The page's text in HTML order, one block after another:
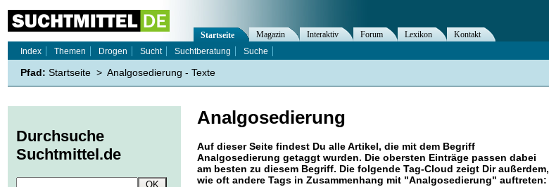
Analgosedierung
Auf dieser Seite findest Du alle Artikel, die mit dem Begriff
Analgosedierung getaggt wurden. Die obersten Einträge passen dabei
am besten zu diesem Begriff. Die folgende Tag-Cloud zeigt Dir außerdem,
wie oft andere Tags in Zusammenhang mit "Analgosedierung" auftreten:
Startseite Magazin Interaktiv Forum Lexikon
Kontakt
Index
Themen Drogen Sucht Suchtberatung Suche
Pfad: Startseite > Analgosedierung - Texte
Durchsuche
Suchtmittel.de